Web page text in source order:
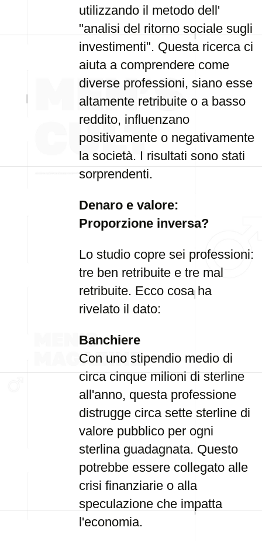
utilizzando il metodo dell'
"analisi del ritorno sociale sugli
investimenti". Questa ricerca ci
aiuta a comprendere come
diverse professioni, siano esse
altamente retribuite o a basso
reddito, influenzano
positivamente o negativamente
la società. I risultati sono stati
sorprendenti.
Denaro e valore:
Proporzione inversa?
Lo studio copre sei professioni:
tre ben retribuite e tre mal
retribuite. Ecco cosa ha
rivelato il dato:
Banchiere
Con uno stipendio medio di
circa cinque milioni di sterline
all'anno, questa professione
distrugge circa sette sterline di
valore pubblico per ogni
sterlina guadagnata. Questo
potrebbe essere collegato alle
crisi finanziarie o alla
speculazione che impatta
l'economia.